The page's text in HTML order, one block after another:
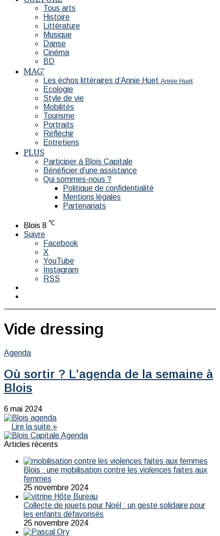
Tous arts
Histoire
Littérature
Musique
Danse
Cinéma
BD
MAG’
Les échos littéraires d’Annie Huet Annie Huet
Ecologie
Style de vie
Mobilités
Tourisme
Portraits
Réfléchir
Entretiens
PLUS
Participer à Blois Capitale
Bénéficier d’une assistance
Qui sommes-nous ?
Politique de confidentialité
Mentions légales
Partenariats
Blois 8 ℃
Suivre
Facebook
X
YouTube
Instagram
RSS
Vide dressing
Agenda
Où sortir ? L’agenda de la semaine à
Blois
6 mai 2024
Lire la suite »
Articles récents
Blois : une mobilisation contre les violences faites aux
femmes
25 novembre 2024
Collecte de jouets pour Noël : un geste solidaire pour
les enfants défavorisés
25 novembre 2024